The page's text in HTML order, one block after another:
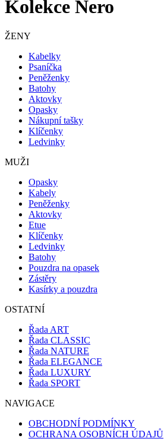
Kolekce Nero
ŽENY
Kabelky
Psaníčka
Peněženky
Batohy
Aktovky
Opasky
Nákupní tašky
Klíčenky
Ledvinky
MUŽI
Opasky
Kabely
Peněženky
Aktovky
Etue
Klíčenky
Ledvinky
Batohy
Pouzdra na opasek
Zástěry
Kasírky a pouzdra
OSTATNÍ
Řada ART
Řada CLASSIC
Řada NATURE
Řada ELEGANCE
Řada LUXURY
Řada SPORT
NAVIGACE
OBCHODNÍ PODMÍNKY
OCHRANA OSOBNÍCH ÚDAJŮ